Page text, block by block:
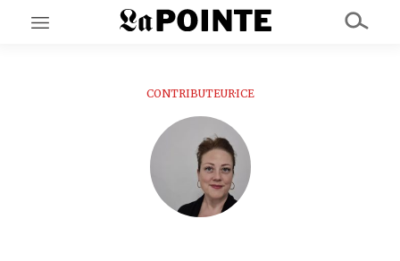
EN CE MOMENT
EN CHANTIER
CONTRIBUTEUR·ICE